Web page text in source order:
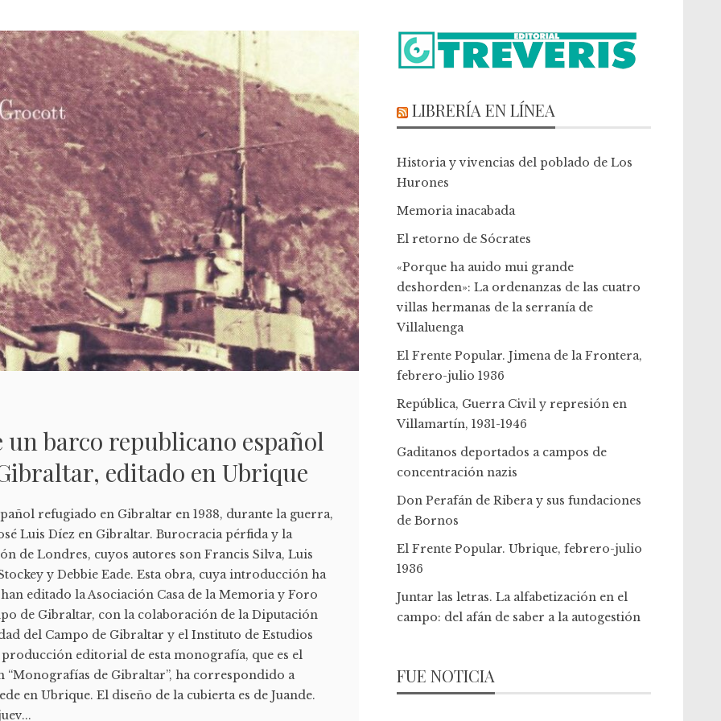
barco republicano español
editado en Ubrique
refugiado en Gibraltar en 1938, durante la guerra,
Luis Díez en Gibraltar. Burocracia pérfida y la
de Londres, cuyos autores son Francis Silva, Luis
y Debbie Eade. Esta obra, cuya introducción ha
editado la Asociación Casa de la Memoria y Foro
de Gibraltar, con la colaboración de la Diputación
del Campo de Gibraltar y el Instituto de Estudios
editorial de esta monografía, que es el
“Monografías de Gibraltar”, ha correspondido a
en Ubrique. El diseño de la cubierta es de Juande.
LIBRERÍA EN LÍNEA
Historia y vivencias del poblado de Los
Hurones
Memoria inacabada
El retorno de Sócrates
«Porque ha auido mui grande
deshorden»: La ordenanzas de las cuatro
villas hermanas de la serranía de
Villaluenga
El Frente Popular. Jimena de la Frontera,
febrero-julio 1936
República, Guerra Civil y represión en
Villamartín, 1931-1946
Gaditanos deportados a campos de
concentración nazis
Don Perafán de Ribera y sus fundaciones
de Bornos
El Frente Popular. Ubrique, febrero-julio
1936
Juntar las letras. La alfabetización en el
campo: del afán de saber a la autogestión
FUE NOTICIA